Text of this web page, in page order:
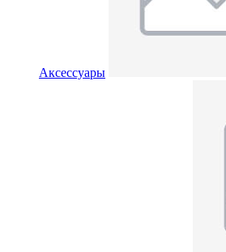
Аксессуары